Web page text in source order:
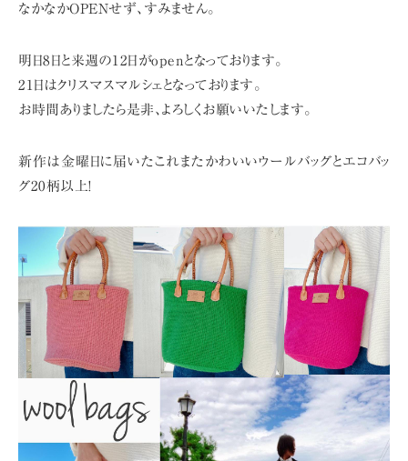
なかなかOPENせず、すみません。
明日8日と来週の12日がopenとなっております。
21日はクリスマスマルシェとなっております。
お時間ありましたら是非、よろしくお願いいたします。
新作は金曜日に届いたこれまたかわいいウールバッグとエコバッ
グ20柄以上!